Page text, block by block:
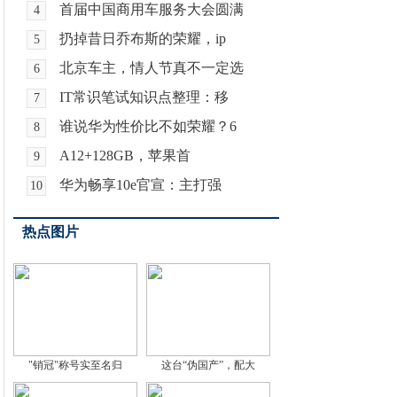
4 首届中国商用车服务大会圆满
5 扔掉昔日乔布斯的荣耀，ip
6 北京车主，情人节真不一定选
7 IT常识笔试知识点整理：移
8 谁说华为性价比不如荣耀？6
9 A12+128GB，苹果首
10 华为畅享10e官宣：主打强
热点图片
"销冠"称号实至名归 这台“伪国产”，配大